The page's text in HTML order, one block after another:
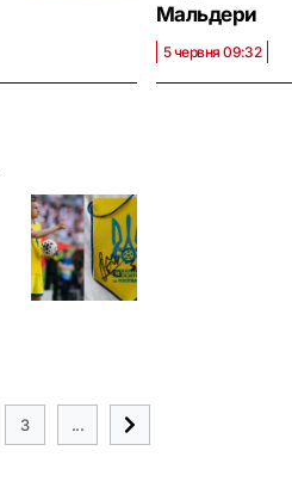
Мальдери
5 червня 09:32
3 ...